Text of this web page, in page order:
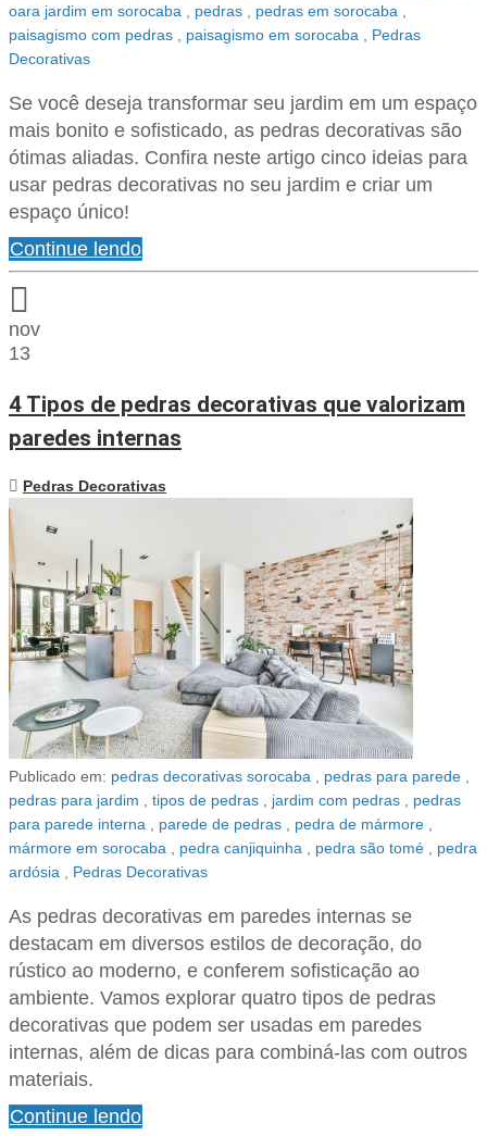
oara jardim em sorocaba
pedras pedras em sorocaba
paisagismo com pedras
paisagismo em sorocaba
Pedras
Decorativas
Se você deseja transformar seu jardim em um espaço
mais bonito e sofisticado, as pedras decorativas são
ótimas aliadas. Confira neste artigo cinco ideias para
usar pedras decorativas no seu jardim e criar um
espaço único!
Continue lendo
nov
13
4 Tipos de pedras decorativas que valorizam
paredes internas
Pedras Decorativas
Publicado em: pedras decorativas sorocaba pedras para parede
pedras para jardim
tipos de pedras jardim com pedras
pedras
para parede interna
parede de pedras pedra de mármore
mármore em sorocaba
pedra canjiquinha pedra são tomé
pedra
ardósia
Pedras Decorativas
As pedras decorativas em paredes internas se
destacam em diversos estilos de decoração, do
rústico ao moderno, e conferem sofisticação ao
ambiente. Vamos explorar quatro tipos de pedras
decorativas que podem ser usadas em paredes
internas, além de dicas para combiná-las com outros
materiais.
Continue lendo